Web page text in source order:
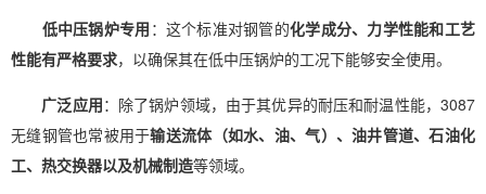
低中压锅炉专用 ：这个标准对钢管的化学成分、力学性能和工艺
性能有严格要求，以确保其在低中压锅炉的工况下能够安全使用。
广泛应用：除了锅炉领域，由于其优异的耐压和耐温性能，3087
无缝钢管也常被用于输送流体（如水、油、气）、油井管道、石油化
工、热交换器以及机械制造等领域。